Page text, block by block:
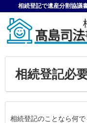
相続登記で遺産分割協議
相続登記必
相続登記のことなら何で